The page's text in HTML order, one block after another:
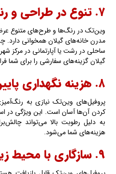
۷. تنوع در طراحی و رنگ
وین‌تک در رنگ‌ها و طرح‌های متنوع
مدرن خانه‌های گیلان همخوانی دارد.
ساحلی در رشت یا آپارتمانی در مرکز شهر
گیلان گزینه‌های سفارشی را برای شما
۸. هزینه نگهداری پایین
پروفیل‌های وین‌تک نیازی به
کردن آن‌ها آسان است. این ویژگی در
به دلیل رطوبت بالا می‌تواند
هزینه‌های شما می‌شود.
۹. سازگاری با محیط زیست